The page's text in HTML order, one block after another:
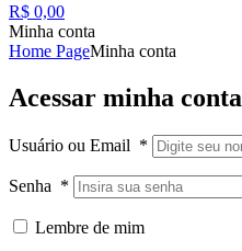
R$ 0,00
Minha conta
Home PageMinha conta
Acessar minha conta
Usuário ou Email *
Senha *
Lembre de mim